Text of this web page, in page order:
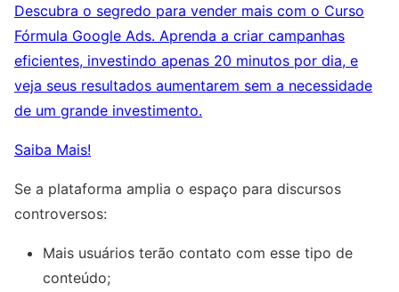
Descubra o segredo para vender mais com o Curso
Fórmula Google Ads. Aprenda a criar campanhas
eficientes, investindo apenas 20 minutos por dia, e
veja seus resultados aumentarem sem a necessidade
de um grande investimento.
Saiba Mais!
Se a plataforma amplia o espaço para discursos
controversos:
Mais usuários terão contato com esse tipo de
conteúdo;